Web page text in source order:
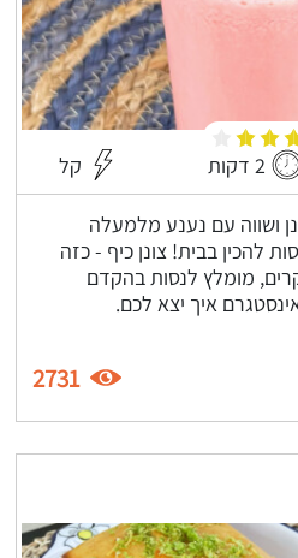
2 דקות קל
ושווה עם נענע מלמעלה
להכין בבית! צונן כיף - כזה
מומלץ לנסות בהקדם
איך יצא לכם.
2731